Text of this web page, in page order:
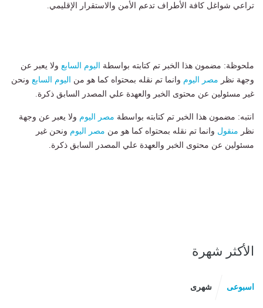
تراعي شواغل كافة الأطراف تدعم الأمن والاستقرار الإقليمي.
ملحوظة: مضمون هذا الخبر تم كتابته بواسطة اليوم السابع ولا يعبر عن
وجهة نظر مصر اليوم وانما تم نقله بمحتواه كما هو من اليوم السابع ونحن
غير مسئولين عن محتوى الخبر والعهدة علي المصدر السابق ذكرة.
انتبه: مضمون هذا الخبر تم كتابته بواسطة مصر اليوم ولا يعبر عن وجهة
نظر منقول وانما تم نقله بمحتواه كما هو من مصر اليوم ونحن غير
مسئولين عن محتوى الخبر والعهدة علي المصدر السابق ذكرة.
الأكثر شهرة
اسبوعى شهرى